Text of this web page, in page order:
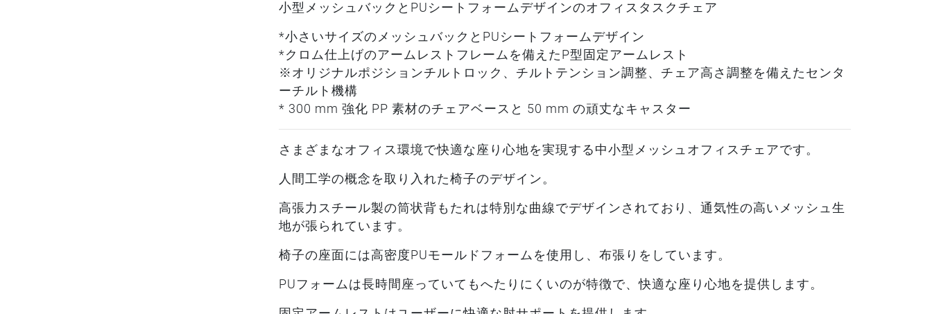
小型メッシュバックとPUシートフォームデザインのオフィスタスクチェア
*小さいサイズのメッシュバックとPUシートフォームデザイン
*クロム仕上げのアームレストフレームを備えたP型固定アームレスト
※オリジナルポジションチルトロック、チルトテンション調整、チェア高さ調整を備えたセンタ
ーチルト機構
* 300 mm 強化 PP 素材のチェアベースと 50 mm の頑丈なキャスター
さまざまなオフィス環境で快適な座り心地を実現する中小型メッシュオフィスチェアです。
人間工学の概念を取り入れた椅子のデザイン。
高張力スチール製の筒状背もたれは特別な曲線でデザインされており、通気性の高いメッシュ生
地が張られています。
椅子の座面には高密度PUモールドフォームを使用し、布張りをしています。
PUフォームは長時間座っていてもへたりにくいのが特徴で、快適な座り心地を提供します。